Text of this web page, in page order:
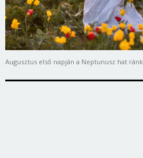
Augusztus első napján a Neptunusz hat